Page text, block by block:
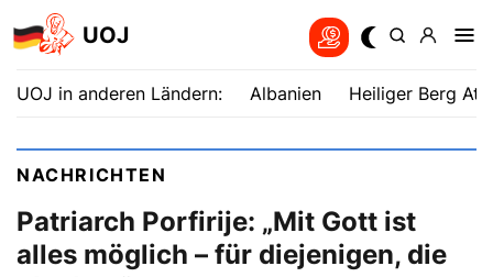
UOJ
UOJ in anderen Ländern: Albanien Heiliger Berg
NACHRICHTEN
Patriarch Porfirije: „Mit Gott ist
alles möglich – für diejenigen, die